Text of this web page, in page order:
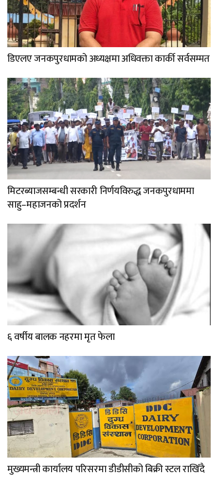
डिएलए जनकपुरधामको अध्यक्षमा अधिवक्ता कार्की सर्वसम्मत
मिटरब्याजसम्बन्धी सरकारी निर्णयविरुद्ध जनकपुरधाममा
साहु–महाजनको प्रदर्शन
६ वर्षीय बालक नहरमा मृत फेला
मुख्यमन्त्री कार्यालय परिसरमा डीडीसीको बिक्री स्टल राखिँदै